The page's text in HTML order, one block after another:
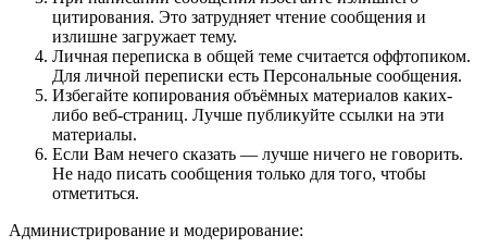
цитирования. Это затрудняет чтение сообщения и
излишне загружает тему.
Личная переписка в общей теме считается оффтопиком.
Для личной переписки есть Персональные сообщения.
Избегайте копирования объёмных материалов каких-
либо веб-страниц. Лучше публикуйте ссылки на эти
материалы.
Если Вам нечего сказать — лучше ничего не говорить.
Не надо писать сообщения только для того, чтобы
отметиться.
Администрирование и модерирование: